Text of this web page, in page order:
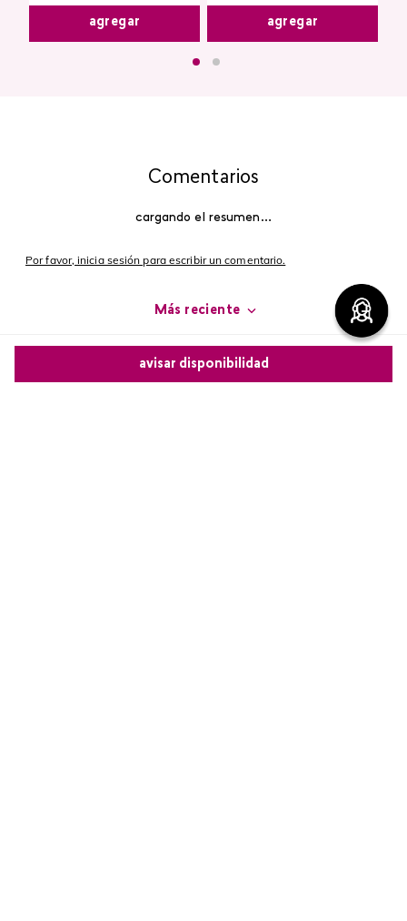
avisar disponibilidad
agregar agregar
Comentarios
cargando el resumen…
Por favor, inicia sesión para escribir un comentario.
Más reciente
Cargando comentarios…